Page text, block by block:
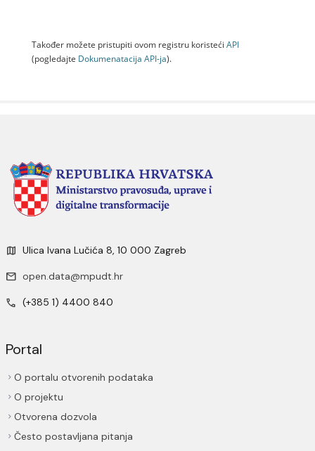
Također možete pristupiti ovom registru koristeći API
(pogledajte Dokumenаtаcijа API-jа).